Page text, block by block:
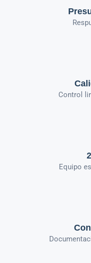
Control
Equipo